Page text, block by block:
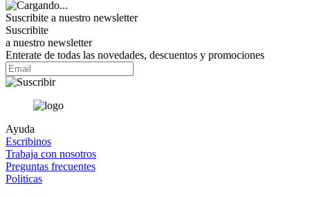
Suscribite a nuestro newsletter
Suscribite
a nuestro newsletter
Enterate de todas las novedades, descuentos y promociones
Ayuda
Escribinos
Trabaja con nosotros
Preguntas frecuentes
Politicas